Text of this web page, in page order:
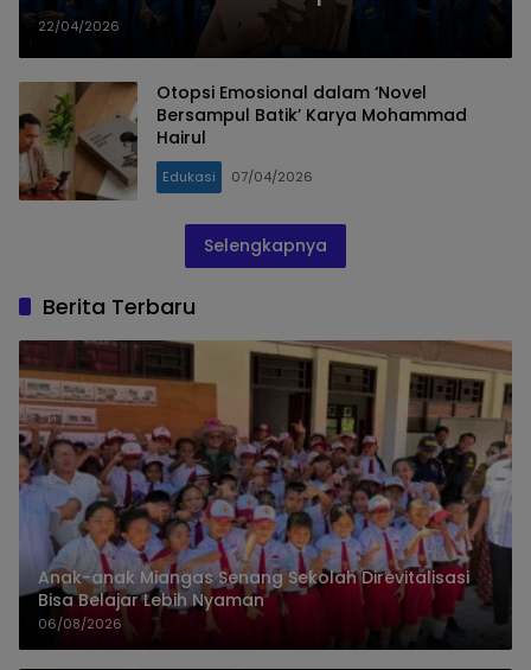
Karya Mohammad Hairul
22/04/2026
Otopsi Emosional dalam ‘Novel
Bersampul Batik’ Karya Mohammad
Hairul
Edukasi 07/04/2026
Selengkapnya
Berita Terbaru
Anak-anak Miangas Senang Sekolah Direvitalisasi
Bisa Belajar Lebih Nyaman
06/08/2026